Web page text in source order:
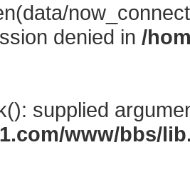
denied in /
supplied
www/bbs/